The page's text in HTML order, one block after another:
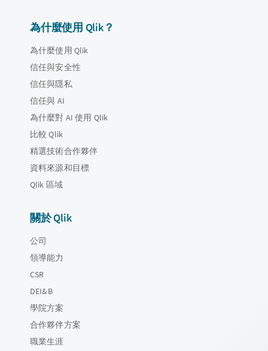
為什麼使用 Qlik？
為什麼使用 Qlik
信任與安全性
信任與隱私
信任與 AI
為什麼對 AI 使用 Qlik
比較 Qlik
精選技術合作夥伴
資料來源和目標
Qlik 區域
關於 Qlik
公司
領導能力
CSR
DEI&B
學院方案
合作夥伴方案
職業生涯